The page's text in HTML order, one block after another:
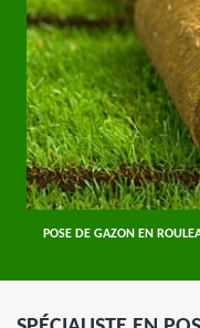
POSE DE GAZON EN